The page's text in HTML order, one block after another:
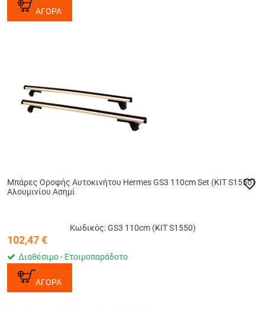
ΑΓΟΡΑ
Μπάρες Οροφής Αυτοκινήτου Hermes GS3 110cm Set (KIT S1550)
Αλουμινίου Ασημί
Κωδικός: GS3 110cm (KIT S1550)
102,47€
Διαθέσιμο - Ετοιμοπαράδοτο
ΑΓΟΡΑ